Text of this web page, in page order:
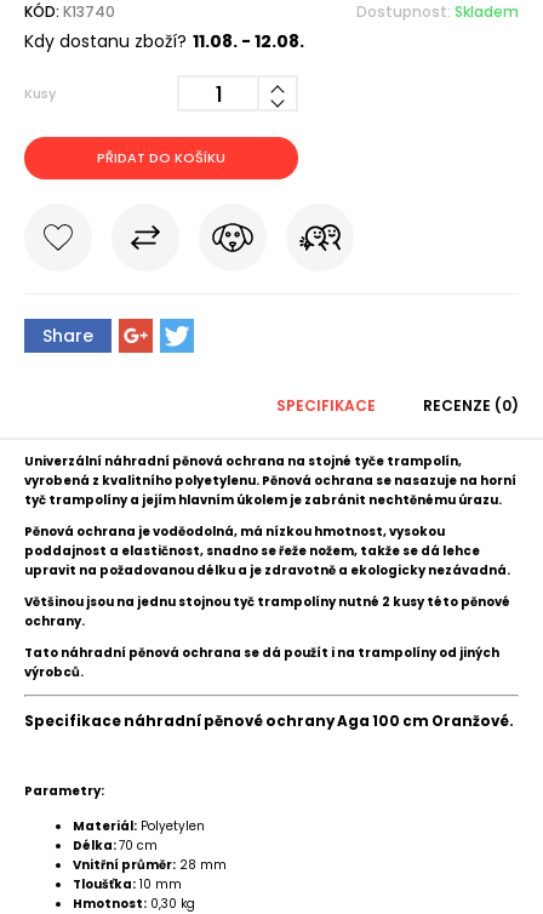
KÓD: K13740 Dostupnost: Skladem
Kdy dostanu zboží? 11.08. - 12.08.
Kusy
PŘIDAT DO KOŠÍKU
Share
SPECIFIKACE RECENZE (0)
Univerzální náhradní pěnová ochrana na stojné tyče trampolín,
vyrobená z kvalitního polyetylenu. Pěnová ochrana se nasazuje na horní
tyč trampolíny a jejím hlavním úkolem je zabránit nechtěnému úrazu.
Pěnová ochrana je voděodolná, má nízkou hmotnost, vysokou
poddajnost a elastičnost, snadno se řeže nožem, takže se dá lehce
upravit na požadovanou délku a je zdravotně a ekologicky nezávadná.
Většinou jsou na jednu stojnou tyč trampolíny nutné 2 kusy této pěnové
ochrany.
Tato náhradní pěnová ochrana se dá použít i na trampolíny od jiných
výrobců.
Specifikace náhradní pěnové ochrany Aga 100 cm Oranžové.
Parametry:
Materiál: Polyetylen
Délka:70 cm
Vnitřní průměr: 28 mm
Tloušťka: 10 mm
Hmotnost: 0,30 kg